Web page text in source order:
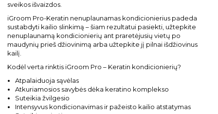
sveikos išvaizdos.
iGroom Pro-Keratin nenuplaunamas kondicionierius padeda
sustabdyti kailio slinkimą – šiam rezultatui pasiekti, užtepkite
nenuplaunamą kondicionierių ant praretėjusių vietų po
maudynių prieš džiovinimą arba užtepkite jį pilnai išdžiovinus
kailį.
Kodėl verta rinktis iGroom Pro – Keratin kondicionierių?
Atpalaiduoja sąvėlas
Atkuriamosios savybės dėka keratino komplekso
Suteikia žvilgesio
Intensyvus kondicionavimas ir pažeisto kailio atstatymas